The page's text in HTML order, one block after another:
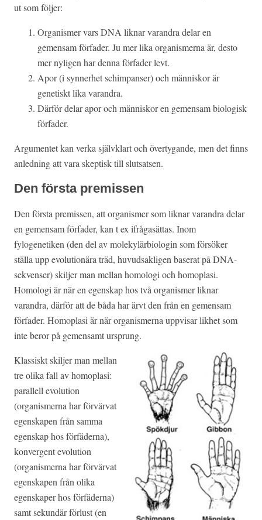
ut som följer:
Organismer vars DNA liknar varandra delar en
gemensam förfader. Ju mer lika organismerna är, desto
mer nyligen har denna förfader levt.
Apor (i synnerhet schimpanser) och människor är
genetiskt lika varandra.
Därför delar apor och människor en gemensam biologisk
förfader.
Argumentet kan verka självklart och övertygande, men det finns
anledning att vara skeptisk till slutsatsen.
Den första premissen
Den första premissen, att organismer som liknar varandra delar
en gemensam förfader, kan t ex ifrågasättas. Inom
fylogenetiken (den del av molekylärbiologin som försöker
ställa upp evolutionära träd, huvudsakligen baserat på DNA-
sekvenser) skiljer man mellan homologi och homoplasi.
Homologi är när en egenskap hos två organismer liknar
varandra, därför att de båda har ärvt den från en gemensam
förfader. Homoplasi är när organismerna uppvisar likhet som
inte beror på gemensamt ursprung.
Klassiskt skiljer man mellan
tre olika fall av homoplasi:
parallell evolution
(organismerna har förvärvat
egenskapen från samma
egenskap hos förfäderna),
konvergent evolution
(organismerna har förvärvat
egenskapen från olika
egenskaper hos förfäderna)
samt sekundär förlust (en